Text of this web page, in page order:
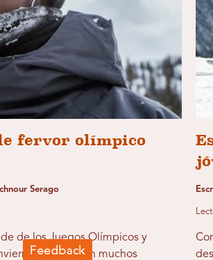
fervor olímpico
Serago
de los Juegos Olímpicos y
de 2002, en muchos